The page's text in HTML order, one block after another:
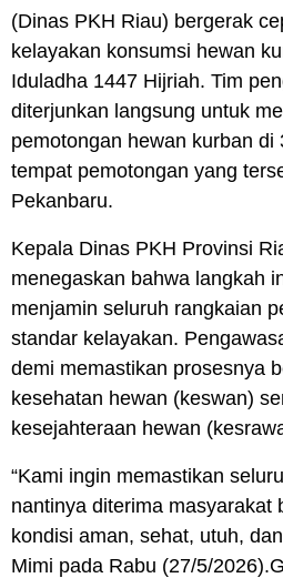
(Dinas PKH Riau) bergerak
kelayakan konsumsi hewan
Iduladha 1447 Hijriah. Tim
diterjunkan langsung untuk
pemotongan hewan kurban di
tempat pemotongan yang
Pekanbaru.
Kepala Dinas PKH Provinsi
menegaskan bahwa langkah
menjamin seluruh rangkaian
standar kelayakan.
demi memastikan prosesnya
kesehatan hewan (keswan)
kesejahteraan hewan
“Kami ingin memastikan
nantinya diterima masyarakat
kondisi aman, sehat, utuh,
Mimi pada Rabu (27/5/